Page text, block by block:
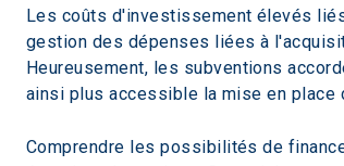
Les coûts d'investissement élevés
gestion des dépenses liées à
Heureusement, les subventions
ainsi plus accessible la mise en place
Comprendre les possibilités de